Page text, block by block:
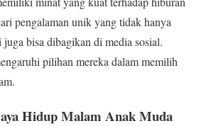
pengalaman unik yang tidak hanya
juga bisa dibagikan di media sosial.
pilihan mereka dalam memilih
Hidup Malam Anak Muda